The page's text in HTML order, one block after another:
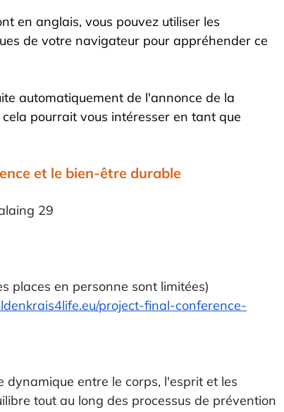
en anglais, vous pouvez utiliser les
de votre navigateur pour appréhender ce
automatiquement de l'annonce de la
pourrait vous intéresser en tant que
et le bien-être durable
29
places en personne sont limitées)
project-final-conference-
dynamique entre le corps, l'esprit et les
tout au long des processus de prévention